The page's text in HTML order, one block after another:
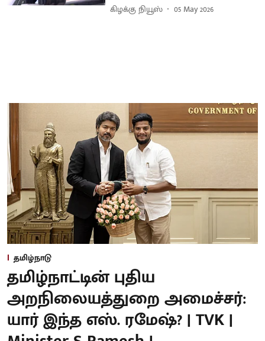
கிழக்கு நியூஸ் 05 May 2026
தமிழ்நாடு
தமிழ்நாட்டின் புதிய
அறநிலையத்துறை அமைச்சர்:
யார் இந்த எஸ். ரமேஷ்? | TVK |